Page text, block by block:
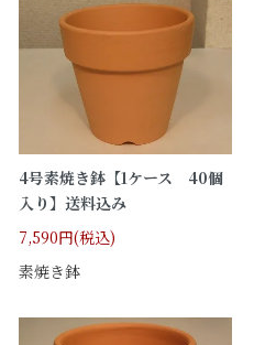
4号素焼き鉢【1ケース 40個
入り】送料込み
7,590円(税込)
素焼き鉢